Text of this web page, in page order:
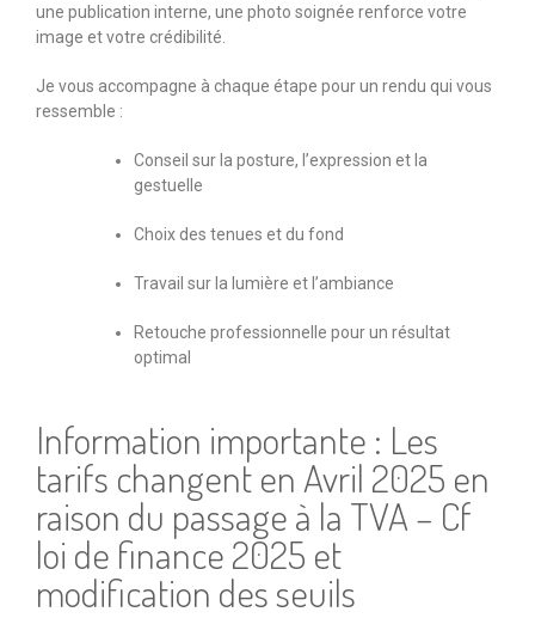
une publication interne, une photo soignée renforce votre
image et votre crédibilité.
Je vous accompagne à chaque étape pour un rendu qui vous
ressemble :
Conseil sur la posture, l’expression et la
gestuelle
Choix des tenues et du fond
Travail sur la lumière et l’ambiance
Retouche professionnelle pour un résultat
optimal
Information importante : Les
tarifs changent en Avril 2025 en
raison du passage à la TVA – Cf
loi de finance 2025 et
modification des seuils